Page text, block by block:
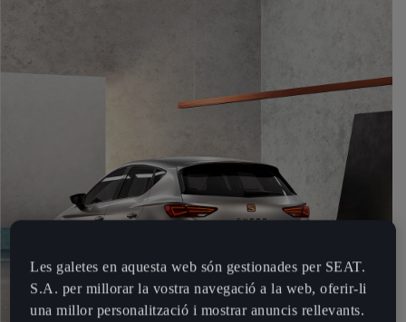
Les galetes en aquesta web són gestionades per SEAT.
S.A. per millorar la vostra navegació a la web, oferir-li
una millor personalització i mostrar anuncis rellevants.